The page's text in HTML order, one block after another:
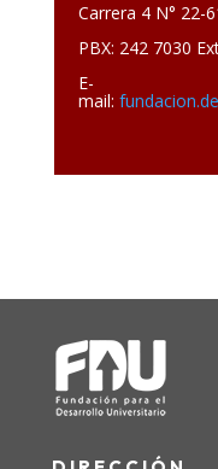
Carrera 4 N° 22-
PBX: 242 7030
E-
mail: